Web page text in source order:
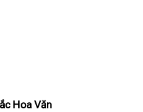
Hoa Văn